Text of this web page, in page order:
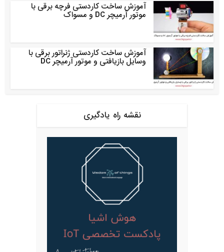
آموزش ساخت کاردستی فرچه برقی با
موتور آرمیچر DC و مسواک
آموزش ساخت کاردستی ژنراتور برقی با
وسایل بازیافتی و موتور آرمیچر DC
نقشه راه یادگیری